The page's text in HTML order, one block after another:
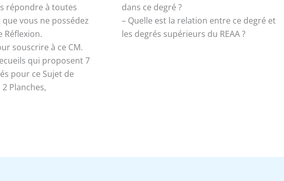
répondre à toutes
que vous ne possédez
Réflexion.
souscrire à ce CM.
qui proposent 7
pour ce Sujet de
Planches,
dans ce degré ?
– Quelle est la relation entre ce degré et
les degrés supérieurs du REAA ?